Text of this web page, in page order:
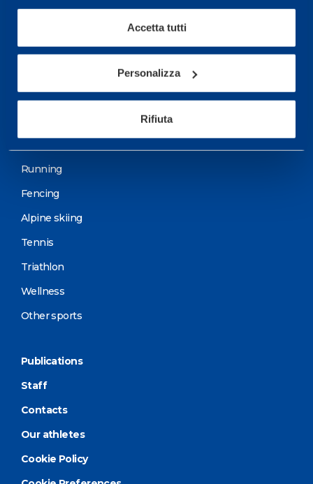
Accetta tutti
Personalizza
Rifiuta
Sport
Cycling and MTB
Running
Fencing
Alpine skiing
Tennis
Triathlon
Wellness
Other sports
Publications
Staff
Contacts
Our athletes
Cookie Policy